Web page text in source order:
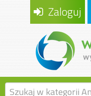
Zaloguj